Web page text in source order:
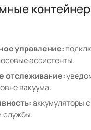
управление:
ассистенты.
отслеживание:
вакуума.
аккумуляторы с
службы.